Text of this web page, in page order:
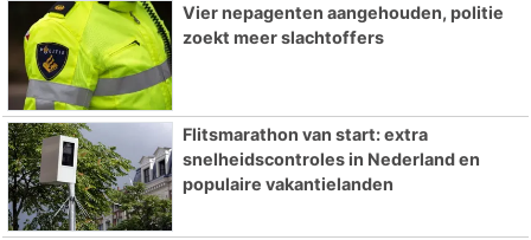
Vier nepagenten aangehouden, politie
zoekt meer slachtoffers
Flitsmarathon van start: extra
snelheidscontroles in Nederland en
populaire vakantielanden